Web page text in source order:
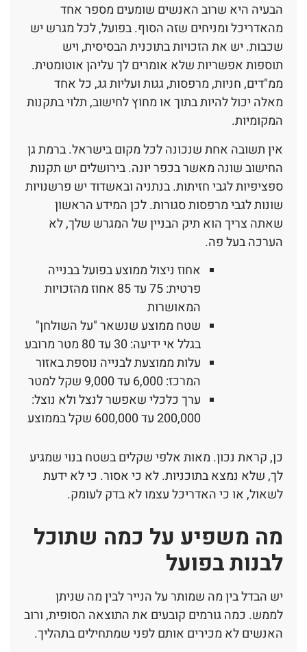
הבעיה היא שרוב האנשים שומעים מספר אחד
מהאדריכל ומניחים שזה הסוף. בפועל, לכל מגרש יש
שכבות. יש את הזכויות בתוכנית הבסיסית, ויש
תוספות אפשריות שלא אומרים לך עליהן אוטומטית.
ממ"דים, חניות, מרפסות, גגות ועליות גג, כל אחד
מאלה יכול להיות בתוך או מחוץ לחישוב, תלוי בתקנות
המקומיות.
אין תשובה אחת שנכונה לכל מקום בישראל. ברמת גן
החישוב שונה מאשר בכפר יונה. בירושלים יש תקנות
ספציפיות לגבי חזיתות. בנתניה ובאשדוד יש פרשנויות
שונות לגבי מרפסות סגורות. לכן המידע הראשון
שאתה צריך הוא תיק הבניין של המגרש שלך, לא
הערכה בעל פה.
אחוז ניצול ממוצע בפועל בבנייה
פרטית: 75 עד 85 אחוז מהזכויות
המאושרות
שטח ממוצע שנשאר "על השולחן"
בגלל אי ידיעה: 30 עד 80 מטר מרובע
עלות ממוצעת לבנייה נוספת באזור
המרכז: 6,000 עד 9,000 שקל למטר
ערך כלכלי שאפשר לנצל ולא נוצל:
200,000 עד 600,000 שקל בממוצע
כן, קראת נכון. מאות אלפי שקלים בשטח בנוי שמגיע
לך, שלא נמצא בתוכניות. לא כי אסור. כי לא ידעת
לשאול, או כי האדריכל עצמו לא בדק לעומק.
מה משפיע על כמה שתוכל
לבנות בפועל
יש הבדל בין מה שמותר על הנייר לבין מה שניתן
לממש. כמה גורמים קובעים את התוצאה הסופית, ורוב
האנשים לא מכירים אותם לפני שמתחילים בתהליך.